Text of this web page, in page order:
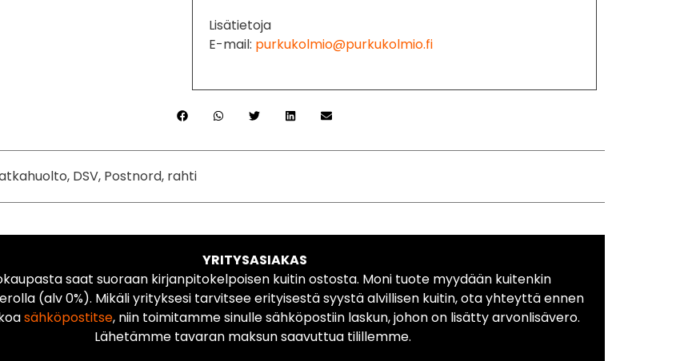
Lisätietoja
E-mail: purkukolmio@purkukolmio.fi
DSV, Postnord, rahti
YRITYSASIAKAS
saat suoraan kirjanpitokelpoisen kuitin ostosta. Moni tuote myydään kuitenkin
(alv 0%). Mikäli yrityksesi tarvitsee erityisestä syystä alvillisen kuitin, ota yhteyttä ennen
sähköpostitse, niin toimitamme sinulle sähköpostiin laskun, johon on lisätty arvonlisävero.
Lähetämme tavaran maksun saavuttua tilillemme.